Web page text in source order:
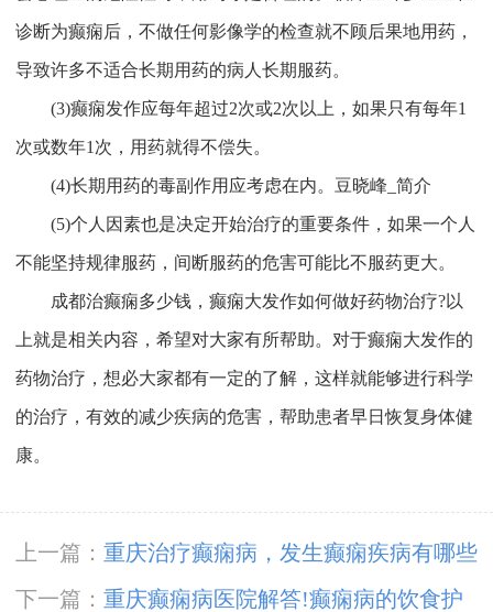
诊断为癫痫后，不做任何影像学的检查就不顾后果地用药，
导致许多不适合长期用药的病人长期服药。
(3)癫痫发作应每年超过2次或2次以上，如果只有每年1
次或数年1次，用药就得不偿失。
(4)长期用药的毒副作用应考虑在内。 豆晓峰_简介
(5)个人因素也是决定开始治疗的重要条件，如果一个人
不能坚持规律服药，间断服药的危害可能比不服药更大。
成都治癫痫多少钱，癫痫大发作如何做好药物治疗?以
上就是相关内容，希望对大家有所帮助。对于癫痫大发作的
药物治疗，想必大家都有一定的了解，这样就能够进行科学
的治疗，有效的减少疾病的危害，帮助患者早日恢复身体健
康。
上一篇： 重庆治疗癫痫病，发生癫痫疾病有哪些
护理措施呢?
下一篇： 重庆癫痫病医院解答!癫痫病的饮食护